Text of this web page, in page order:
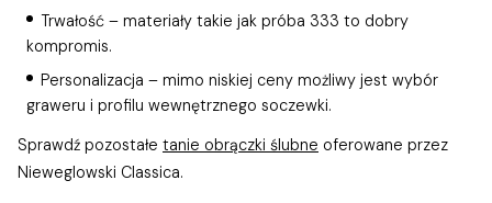
Trwałość – materiały takie jak próba 333 to dobry
kompromis.
Personalizacja – mimo niskiej ceny możliwy jest wybór
graweru i profilu wewnętrznego soczewki.
Sprawdź pozostałe tanie obrączki ślubne oferowane przez
Nieweglowski Classica.